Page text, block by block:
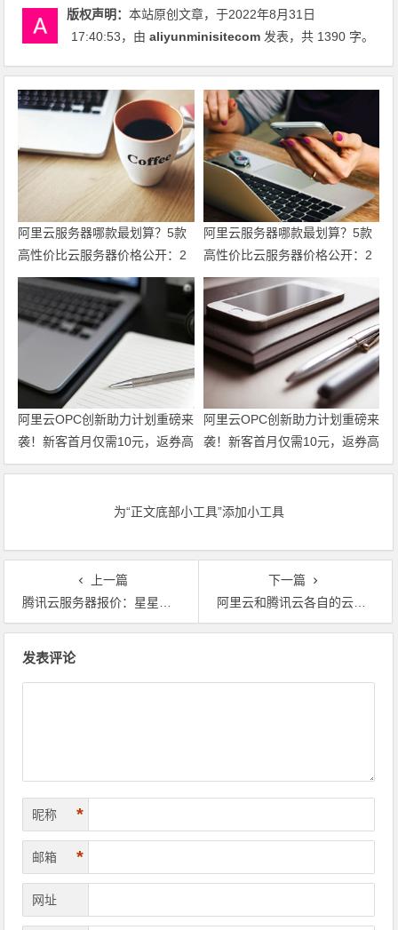
版权声明：本站原创文章，于2022年8月31日
17:40:53，由aliyunminisitecom 发表，共 1390 字。
阿里云服务器哪款最划算？5款
高性价比云服务器价格公开：2
核2G仅38元，2核4G仅199元，
续费同价不涨价！领代金券
阿里云服务器哪款最划算？5款
高性价比云服务器价格公开：2
核2G仅38元，2核4G仅199元，
续费同价不涨价！
阿里云OPC创新助力计划重磅来
袭！新客首月仅需10元，返券高
达100万Token，创业路上一路
阿里云OPC创新助力计划重磅来
袭！新客首月仅需10元，返券高
达100万Token，创业路上一路
为“正文底部小工具”添加小工具
上一篇
腾讯云服务器报价：星星海云服务器特惠活动配置及价格（最新）优惠券
下一篇
阿里云和腾讯云各自的云服务器优惠活动怎么选？
发表评论
昵称 *
邮箱 *
网址